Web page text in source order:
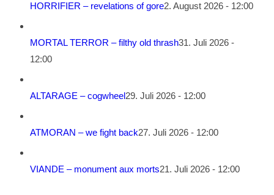
HORRIFIER – revelations of gore2. August 2026 - 12:00
MORTAL TERROR – filthy old thrash31. Juli 2026 -
12:00
ALTARAGE – cogwheel29. Juli 2026 - 12:00
ATMORAN – we fight back27. Juli 2026 - 12:00
VIANDE – monument aux morts21. Juli 2026 - 12:00